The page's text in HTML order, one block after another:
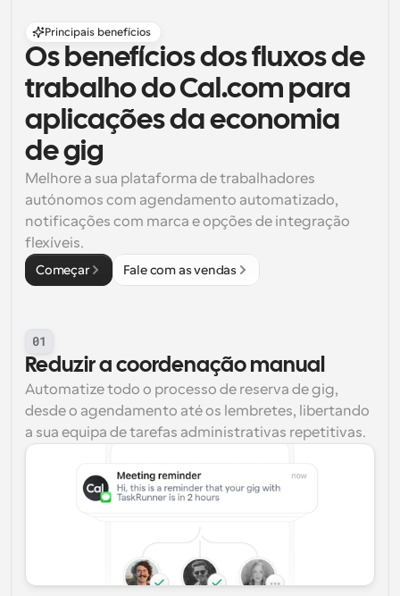
Principais benefícios
Os benefícios dos fluxos de
trabalho do Cal.com para
aplicações da economia
de gig
Melhore a sua plataforma de trabalhadores
autónomos com agendamento automatizado,
notificações com marca e opções de integração
flexíveis.
Começar Fale com as vendas
01
Reduzir a coordenação manual
Automatize todo o processo de reserva de gig,
desde o agendamento até os lembretes, libertando
a sua equipa de tarefas administrativas repetitivas.